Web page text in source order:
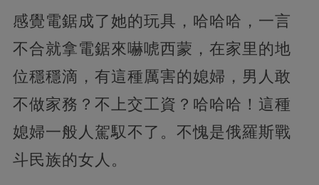
感覺電鋸成了她的玩具，哈哈哈，一言
不合就拿電鋸來嚇唬西蒙，在家里的地
位穩穩滴，有這種厲害的媳婦，男人敢
不做家務？不上交工資？哈哈哈！這種
媳婦一般人駕馭不了。不愧是俄羅斯戰
斗民族的女人。